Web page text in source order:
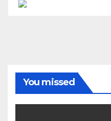
You missed